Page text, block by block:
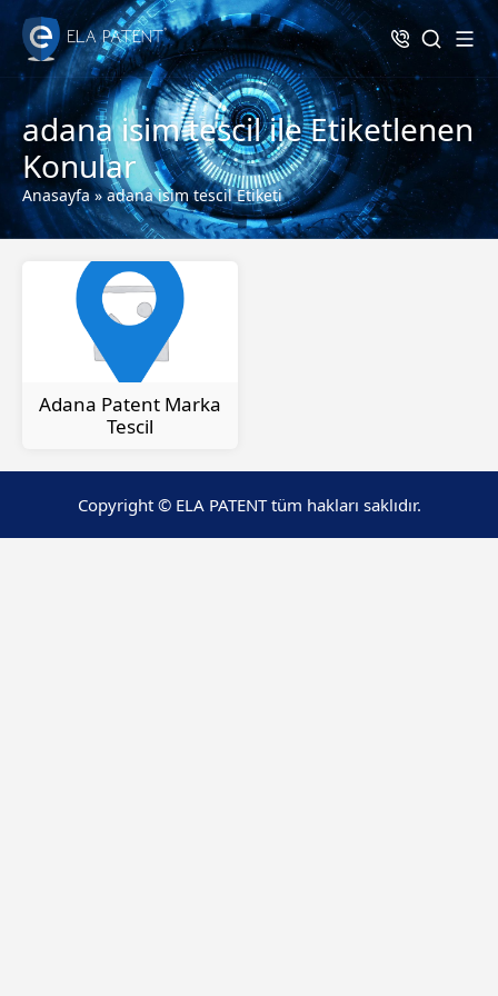
adana isim tescil ile Etiketlenen
Konular
Anasayfa»adana isim tescil Etiketi
Adana Patent Marka
Tescil
Copyright © ELA PATENT tüm hakları saklıdır.